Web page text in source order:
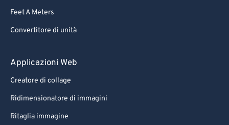
Feet A Meters
Convertitore di unità
Applicazioni Web
Creatore di collage
Ridimensionatore di immagini
Ritaglia immagine